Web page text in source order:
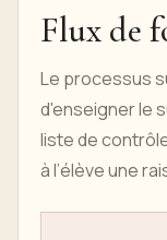
Flux de
Le processus
d'enseigner le
liste de
à l’élève une